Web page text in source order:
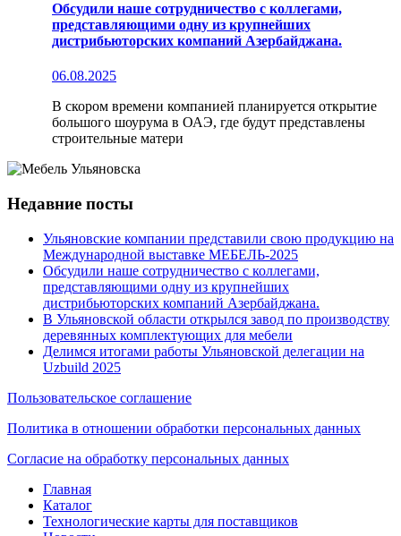
Обсудили наше сотрудничество с коллегами,
представляющими одну из крупнейших
дистрибьюторских компаний Азербайджана.
06.08.2025
В скором времени компанией планируется открытие
большого шоурума в ОАЭ, где будут представлены
строительные матери
Недавние посты
Ульяновские компании представили свою продукцию на
Международной выставке МЕБЕЛЬ-2025
Обсудили наше сотрудничество с коллегами,
представляющими одну из крупнейших
дистрибьюторских компаний Азербайджана.
В Ульяновской области открылся завод по производству
деревянных комплектующих для мебели
Делимся итогами работы Ульяновской делегации на
Uzbuild 2025
Пользовательское соглашение
Политика в отношении обработки персональных данных
Согласие на обработку персональных данных
Главная
Каталог
Технологические карты для поставщиков